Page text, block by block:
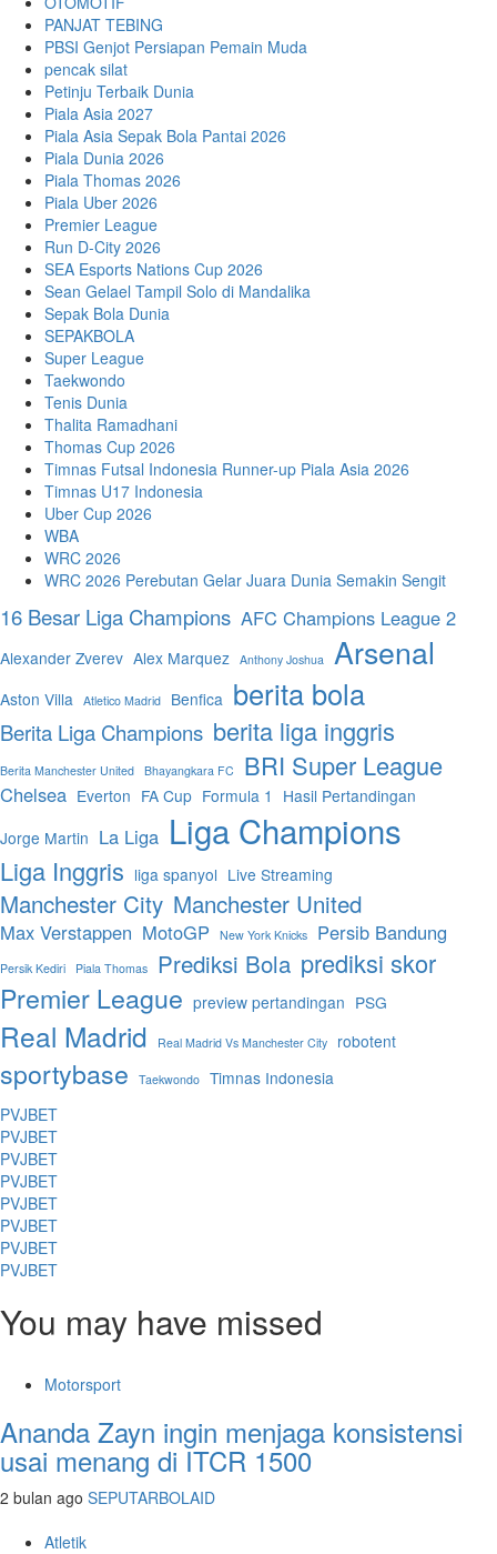
PANJAT TEBING
PBSI Genjot Persiapan Pemain Muda
pencak silat
Petinju Terbaik Dunia
Piala Asia 2027
Piala Asia Sepak Bola Pantai 2026
Piala Dunia 2026
Piala Thomas 2026
Piala Uber 2026
Premier League
Run D-City 2026
SEA Esports Nations Cup 2026
Sean Gelael Tampil Solo di Mandalika
Sepak Bola Dunia
SEPAKBOLA
Super League
Taekwondo
Tenis Dunia
Thalita Ramadhani
Thomas Cup 2026
Timnas Futsal Indonesia Runner-up Piala Asia 2026
Timnas U17 Indonesia
Uber Cup 2026
WBA
WRC 2026
WRC 2026 Perebutan Gelar Juara Dunia Semakin Sengit
16 Besar Liga Champions AFC Champions League 2
Alexander Zverev Alex Marquez Anthony Joshua Arsenal
Aston Villa Atletico Madrid Benfica berita bola
Berita Liga Champions berita liga inggris
Berita Manchester United Bhayangkara FC BRI Super League
Chelsea Everton FA Cup Formula 1
Hasil Pertandingan
Jorge Martin La Liga Liga Champions
Liga Inggris liga spanyol Live Streaming
Manchester City Manchester United
Max Verstappen MotoGP New York Knicks Persib Bandung
Persik Kediri Piala Thomas Prediksi Bola prediksi skor
Premier League preview pertandingan PSG
Real Madrid Real Madrid Vs Manchester City robotent
sportybase Taekwondo Timnas Indonesia
PVJBET
PVJBET
PVJBET
PVJBET
PVJBET
PVJBET
PVJBET
PVJBET
You may have missed
Motorsport
Ananda Zayn ingin menjaga konsistensi
usai menang di ITCR 1500
2 bulan ago SEPUTARBOLAID
Atletik